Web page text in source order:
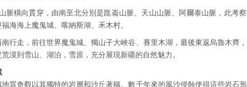
脈橫向貫穿，由南至北分別是崑崙山脈、天山山脈、阿爾泰山脈，此考
海海上魔鬼城、喀納斯湖、禾木村。
南行走，前往世界魔鬼城、獨山子大峽谷、賽里木湖，最後東返烏魯木齊
漠到雪山、湖泊，雪原，充分展現新疆的自然魅力。
質奇觀以其獨特的岩層和沙丘著稱。數千年來的風沙侵蝕使得這些岩石